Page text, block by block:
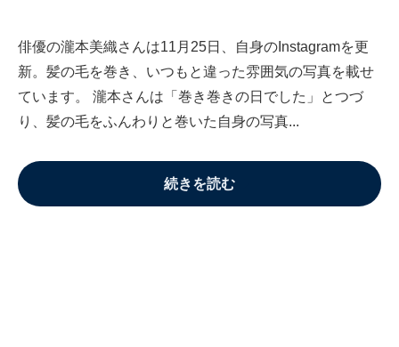
俳優の瀧本美織さんは11月25日、自身のInstagramを更
新。髪の毛を巻き、いつもと違った雰囲気の写真を載せ
ています。 瀧本さんは「巻き巻きの日でした」とつづ
り、髪の毛をふんわりと巻いた自身の写真...
続きを読む